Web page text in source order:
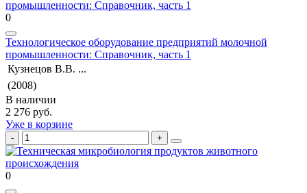
0
Технологическое оборудование предприятий молочной
промышленности: Справочник, часть 1
Кузнецов В.В. ...
(2008)
В наличии
2 276 руб.
Уже в корзине
0